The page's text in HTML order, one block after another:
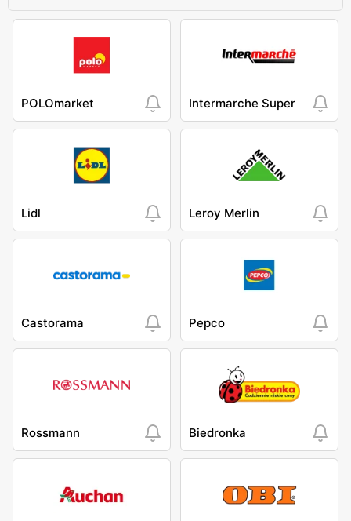
POLOmarket Intermarche Super
Lidl Leroy Merlin
Castorama Pepco
Rossmann Biedronka